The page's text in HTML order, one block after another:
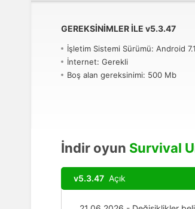
GEREKSINIMLER ILE v5.3.47
İşletim Sistemi Sürümü: Android
İnternet: Gerekli
Boş alan gereksinimi: 500 Mb
İndir oyun Survival
v5.3.47 Açık